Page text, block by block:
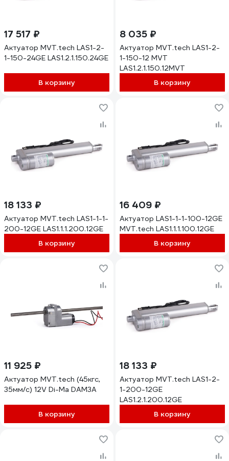
17 517 ₽
Актуатор MVT.tech LAS1-2-
1-150-24GE LAS1.2.1.150.24GE
В корзину
8 035 ₽
Актуатор MVT.tech LAS1-2-
1-150-12 MVT
LAS1.2.1.150.12MVT
В корзину
18 133 ₽
Актуатор MVT.tech LAS1-1-1-
200-12GE LAS1.1.1.200.12GE
В корзину
16 409 ₽
Актуатор LAS1-1-1-100-12GE
MVT.tech LAS1.1.1.100.12GE
В корзину
11 925 ₽
Актуатор MVT.tech (45кгс,
35мм/с) 12V Di-Ma DAM3A
В корзину
18 133 ₽
Актуатор MVT.tech LAS1-2-
1-200-12GE
LAS1.2.1.200.12GE
В корзину